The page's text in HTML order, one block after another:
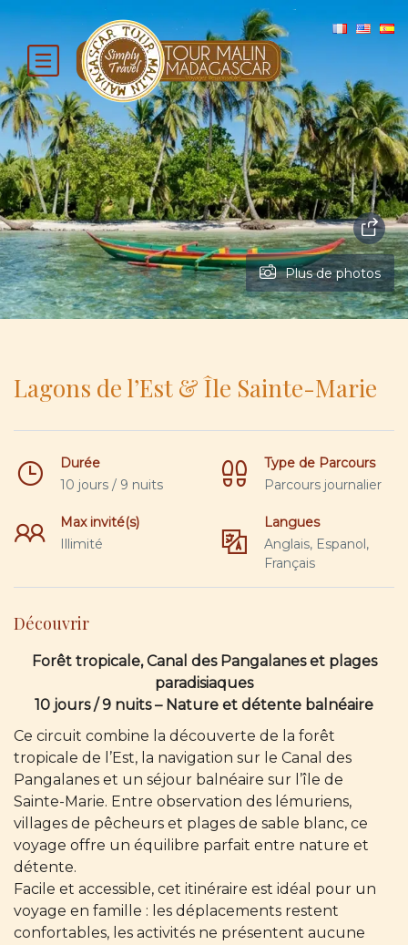
Plus de photos
Lagons de l’Est & Île Sainte-Marie
Durée
10 jours / 9 nuits
Type de Parcours
Parcours journalier
Max invité(s)
Illimité
Langues
Anglais, Espanol,
Français
Découvrir
Forêt tropicale, Canal des Pangalanes et plages
paradisiaques
10 jours / 9 nuits – Nature et détente balnéaire
Ce circuit combine la découverte de la forêt
tropicale de l’Est, la navigation sur le Canal des
Pangalanes et un séjour balnéaire sur l’île de
Sainte-Marie. Entre observation des lémuriens,
villages de pêcheurs et plages de sable blanc, ce
voyage offre un équilibre parfait entre nature et
détente.
Facile et accessible, cet itinéraire est idéal pour un
voyage en famille : les déplacements restent
confortables, les activités ne présentent aucune